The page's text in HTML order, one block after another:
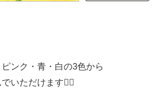
ンク・青・白の3色から
いただけます👆🏻